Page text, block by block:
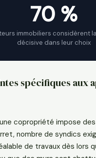
70 %
immobiliers considèrent
décisive dans leur choix
spécifiques aux
copropriété impose
nombre de syndics
de travaux dès lors